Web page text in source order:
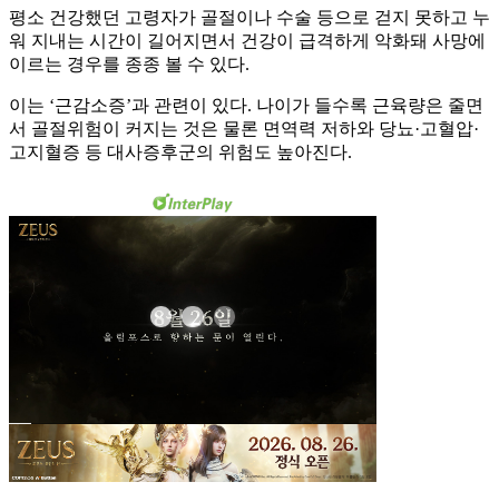
평소 건강했던 고령자가 골절이나 수술 등으로 걷지 못하고 누
워 지내는 시간이 길어지면서 건강이 급격하게 악화돼 사망에
이르는 경우를 종종 볼 수 있다.
이는 ‘근감소증’과 관련이 있다. 나이가 들수록 근육량은 줄면
서 골절위험이 커지는 것은 물론 면역력 저하와 당뇨·고혈압·
고지혈증 등 대사증후군의 위험도 높아진다.